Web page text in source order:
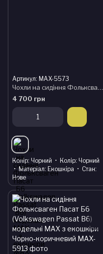
Артикул: MAX-5573
Чохли на сидіння Фольксваген Пасат Б6 (Volkswagen Passat B6) модельні MAX з екошкіри
4 700 грн
Колір Чорний Колір Чорний
Матеріал Екошкіра
Стан
Нове